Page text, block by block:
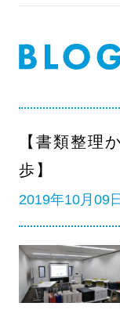
【書類整理
歩】
2019年10月09